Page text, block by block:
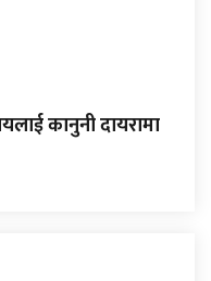
कानुनी दायरामा